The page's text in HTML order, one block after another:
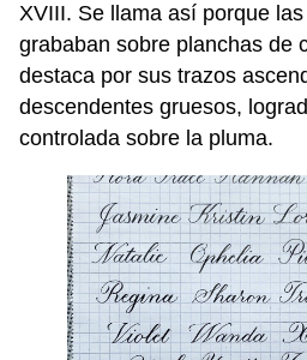
XVIII. Se llama así porque
grababan sobre planchas de
destaca por sus trazos
descendentes gruesos,
controlada sobre la pluma.